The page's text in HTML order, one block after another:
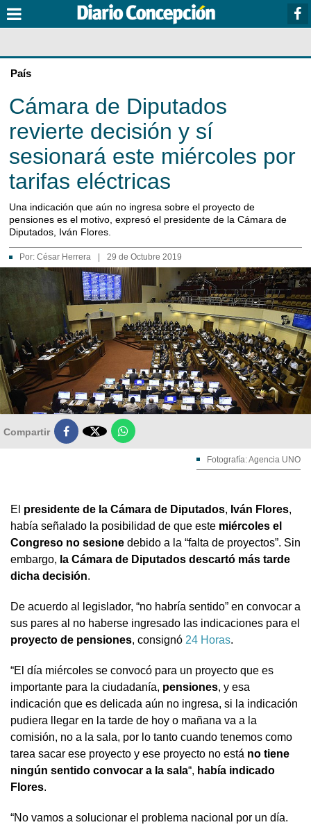
País
Cámara de Diputados
revierte decisión y sí
sesionará este miércoles por
tarifas eléctricas
Una indicación que aún no ingresa sobre el proyecto de
pensiones es el motivo, expresó el presidente de la Cámara de
Diputados, Iván Flores.
Por: César Herrera 29 de Octubre 2019
Compartir 
Fotografía: Agencia UNO
El presidente de la Cámara de Diputados, Iván Flores,
había señalado la posibilidad de que este miércoles el
Congreso no sesione debido a la “falta de proyectos”. Sin
embargo, la Cámara de Diputados descartó más tarde
dicha decisión.
De acuerdo al legislador, “no habría sentido” en convocar a
sus pares al no haberse ingresado las indicaciones para el
proyecto de pensiones, consignó 24 Horas.
“El día miércoles se convocó para un proyecto que es
importante para la ciudadanía, pensiones, y esa
indicación que es delicada aún no ingresa, si la indicación
pudiera llegar en la tarde de hoy o mañana va a la
comisión, no a la sala, por lo tanto cuando tenemos como
tarea sacar ese proyecto y ese proyecto no está no tiene
ningún sentido convocar a la sala“, había indicado
Flores.
“No vamos a solucionar el problema nacional por un día.